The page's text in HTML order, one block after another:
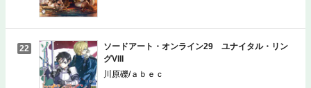
22
ソードアート・オンライン29 ユナイタル・リン
グVIII
川原礫/ａｂｅｃ